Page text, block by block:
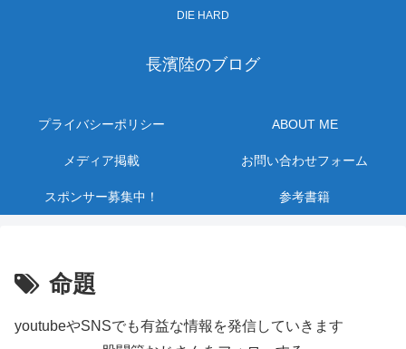
DIE HARD
長濱陸のブログ
プライバシーポリシー ABOUT ME
メディア掲載 お問い合わせフォーム
スポンサー募集中！ 参考書籍
命題
youtubeやSNSでも有益な情報を発信していきます